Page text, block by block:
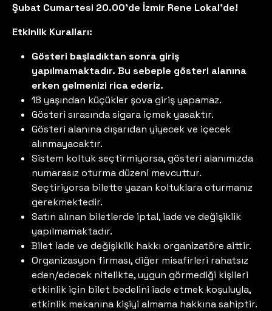
Şubat Cumartesi 20.00'de İzmir Rene Lokal'de!
Etkinlik Kuralları:
Gösteri başladıktan sonra giriş
yapılmamaktadır. Bu sebeple gösteri alanına
erken gelmenizi rica ederiz.
18 yaşından küçükler şova giriş yapamaz.
Gösteri sırasında sigara içmek yasaktır.
Gösteri alanına dışarıdan yiyecek ve içecek
alınmayacaktır.
Sistem koltuk seçtirmiyorsa, gösteri alanımızda
numarasız oturma düzeni mevcuttur.
Seçtiriyorsa bilette yazan koltuklara oturmanız
gerekmektedir.
Satın alınan biletlerde iptal, iade ve değişiklik
yapılmamaktadır.
Bilet iade ve değişiklik hakkı organizatöre aittir.
Organizasyon firması, diğer misafirleri rahatsız
eden/edecek nitelikte, uygun görmediği kişileri
etkinlik için bilet bedelini iade etmek koşuluyla,
etkinlik mekanına kişiyi almama hakkına sahiptir.